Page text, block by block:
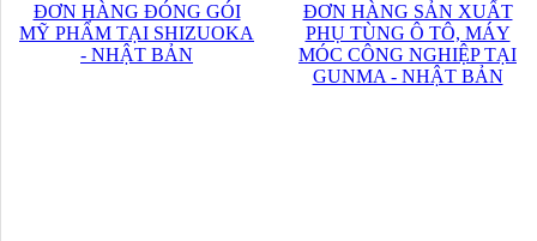
ĐƠN HÀNG ĐÓNG GÓI
MỸ PHẨM TẠI SHIZUOKA
- NHẬT BẢN
ĐƠN HÀNG SẢN XUẤT
PHỤ TÙNG Ô TÔ, MÁY
MÓC CÔNG NGHIỆP TẠI
GUNMA - NHẬT BẢN